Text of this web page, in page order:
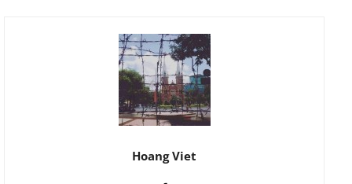
Hoang Viet